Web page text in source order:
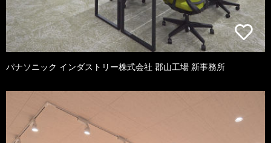
パナソニック インダストリー株式会社 郡山工場 新事務所